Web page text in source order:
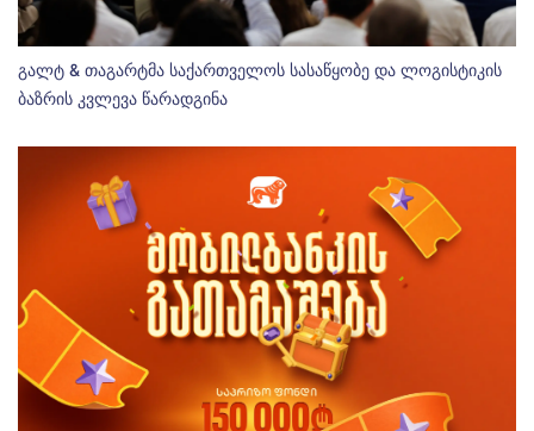
გალტ & თაგარტმა საქართველოს სასაწყობე და ლოგისტიკის
ბაზრის კვლევა წარადგინა